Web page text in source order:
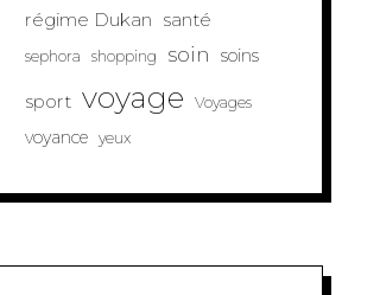
régime Dukan santé
sephora shopping soin soins
sport voyage Voyages
voyance yeux